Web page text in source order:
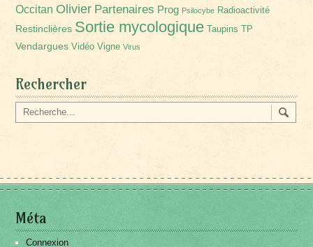
Occitan Olivier Partenaires Prog Psilocybe Radioactivité
Restinclières Sortie mycologique Taupins TP
Vendargues Vidéo Vigne Virus
Rechercher
Méta
Connexion